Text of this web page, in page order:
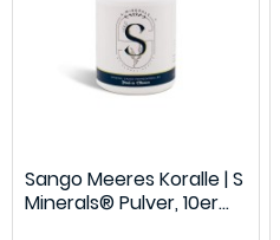
Sango Meeres Koralle | S
Minerals® Pulver, 10er...